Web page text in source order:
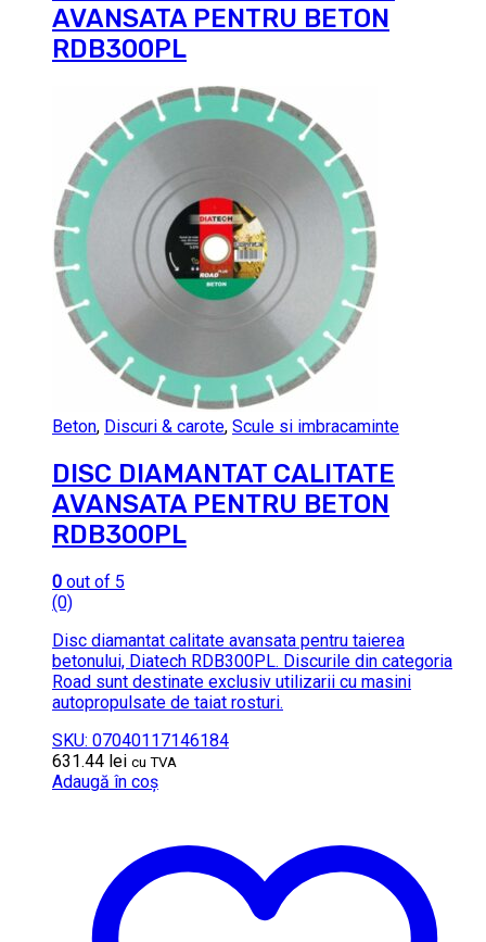
AVANSATA PENTRU BETON
RDB300PL
Beton, Discuri & carote, Scule si imbracaminte
DISC DIAMANTAT CALITATE
AVANSATA PENTRU BETON
RDB300PL
0 out of 5
(0)
Disc diamantat calitate avansata pentru taierea
betonului, Diatech RDB300PL. Discurile din categoria
Road sunt destinate exclusiv utilizarii cu masini
autopropulsate de taiat rosturi.
SKU: 07040117146184
631.44 lei cu TVA
Adaugă în coș